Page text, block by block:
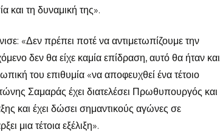
και τη δυναμική της».
«Δεν πρέπει ποτέ να αντιμετωπίζουμε την
δεν θα είχε καμία επίδραση, αυτό θα ήταν και
του επιθυμία «να αποφευχθεί ένα τέτοιο
Σαμαράς έχει διατελέσει Πρωθυπουργός και
και έχει δώσει σημαντικούς αγώνες σε
μια τέτοια εξέλιξη».